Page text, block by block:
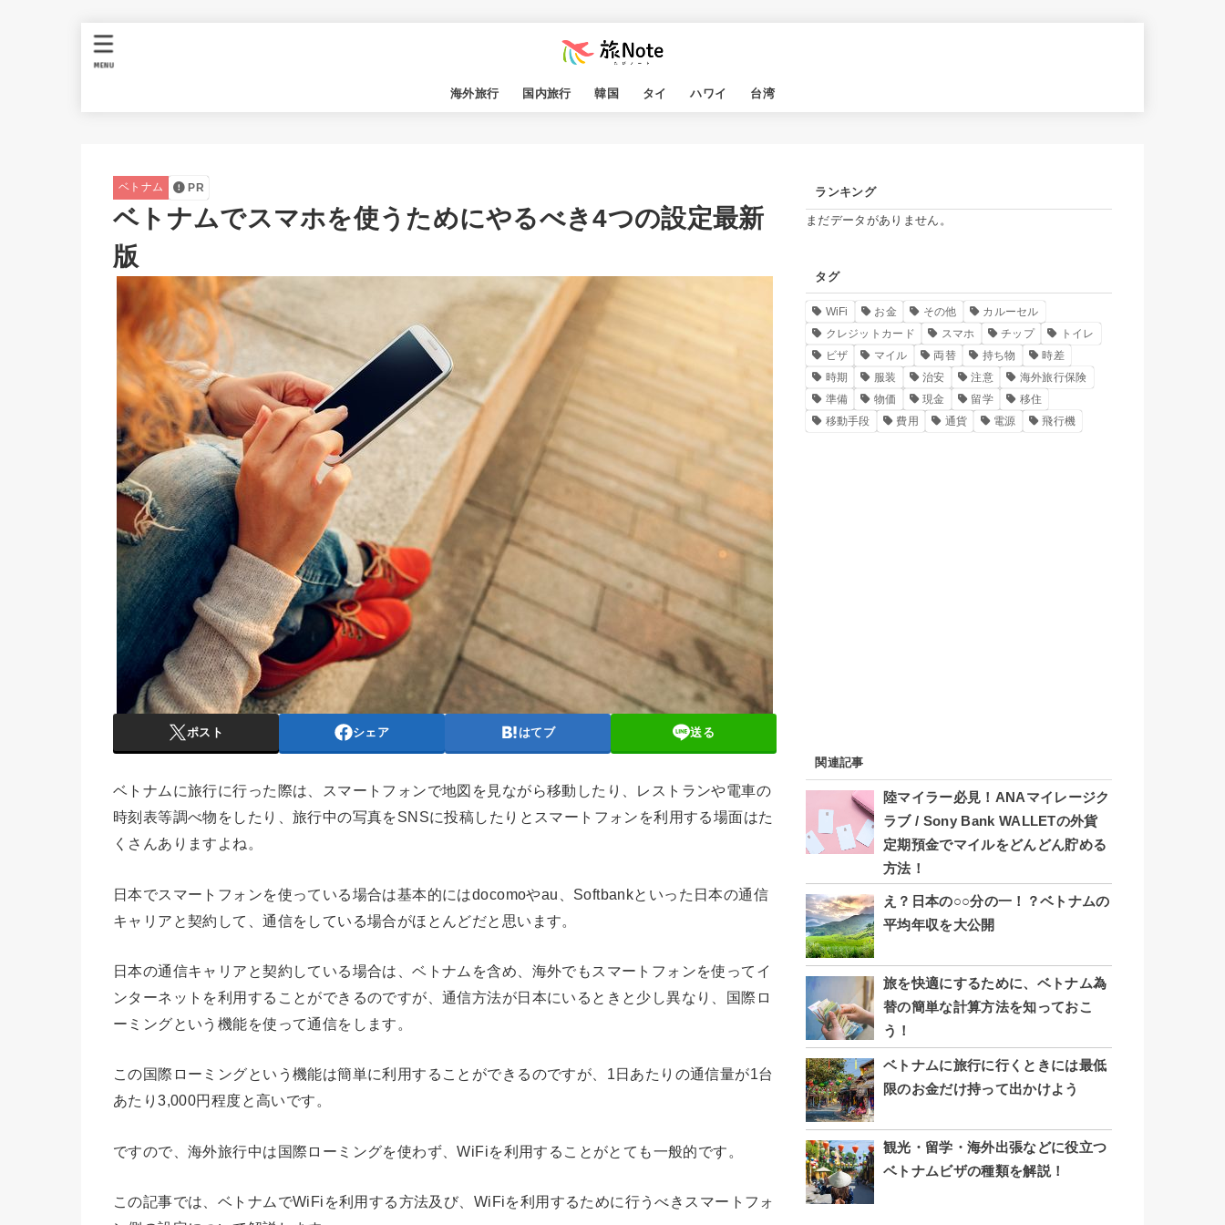
海外旅行 国内旅行 韓国 タイ ハワイ 台湾
MENU
ベトナム PR
ベトナムでスマホを使うためにやるべき4つの設定最新
版
ポスト シェア はてブ 送る
ベトナムに旅行に行った際は、スマートフォンで地図を見ながら移動したり、レストランや電車の
時刻表等調べ物をしたり、旅行中の写真をSNSに投稿したりとスマートフォンを利用する場面はた
くさんありますよね。
日本でスマートフォンを使っている場合は基本的にはdocomoやau、Softbankといった日本の通信
キャリアと契約して、通信をしている場合がほとんどだと思います。
日本の通信キャリアと契約している場合は、ベトナムを含め、海外でもスマートフォンを使ってイ
ンターネットを利用することができるのですが、通信方法が日本にいるときと少し異なり、国際ロ
ーミングという機能を使って通信をします。
この国際ローミングという機能は簡単に利用することができるのですが、1日あたりの通信量が1台
あたり3,000円程度と高いです。
ですので、海外旅行中は国際ローミングを使わず、WiFiを利用することがとても一般的です。
この記事では、ベトナムでWiFiを利用する方法及び、WiFiを利用するために行うべきスマートフォ
ランキング
まだデータがありません。
タグ
WiFi お金 その他
カルーセル
クレジットカード
スマホ チップ
トイレ
ビザ
マイル 両替 持ち物
時差
時期
服装 治安 注意
海外旅行保険
準備
物価 現金 留学
移住
移動手段
費用 通貨 電源 飛行機
関連記事
陸マイラー必見！ANAマイレージク
ラブ / Sony Bank WALLETの外貨
定期預金でマイルをどんどん貯める
方法！
え？日本の○○分の一！？ベトナムの
平均年収を大公開
旅を快適にするために、ベトナム為
替の簡単な計算方法を知っておこ
う！
ベトナムに旅行に行くときには最低
限のお金だけ持って出かけよう
観光・留学・海外出張などに役立つ
ベトナムビザの種類を解説！